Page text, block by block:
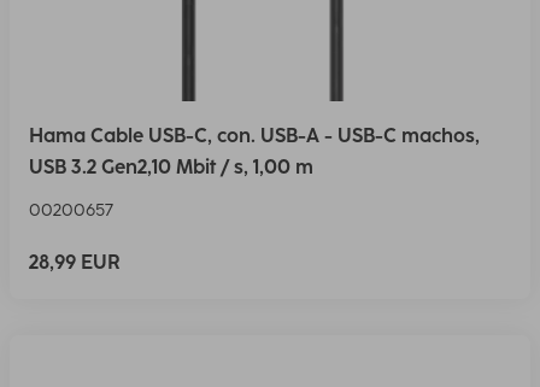
Hama Cable USB-C, con. USB-A - USB-C machos,
USB 3.2 Gen2,10 Mbit / s, 1,00 m
00200657
28,99 EUR